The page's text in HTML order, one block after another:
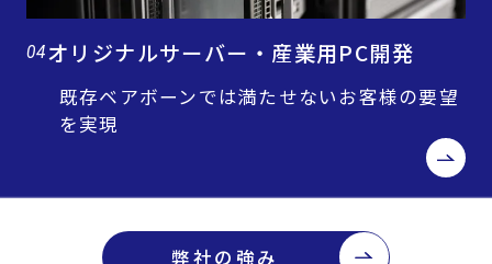
04オリジナルサーバー・産業用PC開発
既存ベアボーンでは満たせないお客様の要望
を実現
弊社の強み